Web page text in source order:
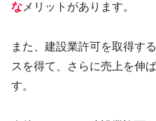
な メリットがあります。
また、建設業許可を取得す
スを得て、さらに売上を伸
す。